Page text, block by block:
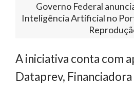
Governo Federal
Inteligência Artificial no
A iniciativa conta com
Dataprev,